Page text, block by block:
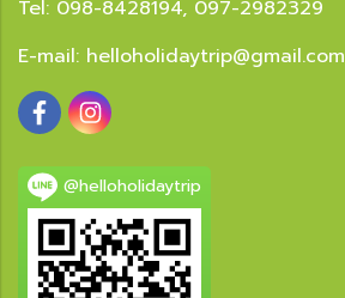
Tel: 098-8428194, 097-2982329
E-mail: helloholidaytrip@gmail.com
@helloholidaytrip